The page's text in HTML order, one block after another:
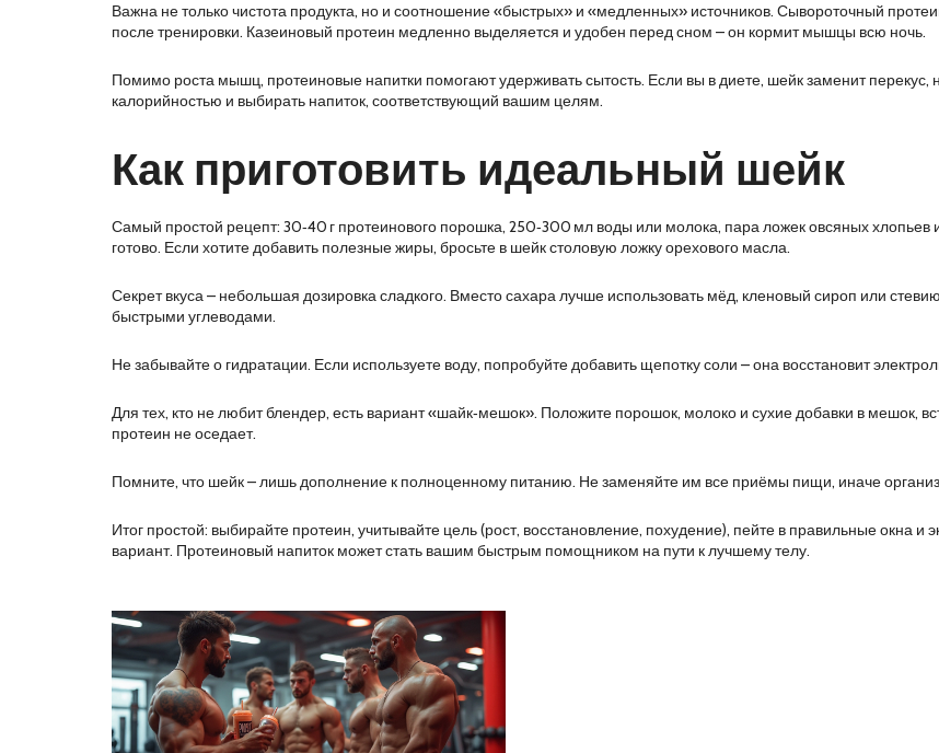
Важна не только чистота продукта, но и соотношение «быстрых» и «медленных» источников. Сывороточный
после тренировки. Казеиновый протеин медленно выделяется и удобен перед сном – он кормит мышцы всю ночь.
Помимо роста мышц, протеиновые напитки помогают удерживать сытость. Если вы в диете, шейк заменит перекус,
калорийностью и выбирать напиток, соответствующий вашим целям.
Как приготовить идеальный шейк
Самый простой рецепт: 30‑40 г протеинового порошка, 250‑300 мл воды или молока, пара ложек овсяных
готово. Если хотите добавить полезные жиры, бросьте в шейк столовую ложку орехового масла.
Секрет вкуса – небольшая дозировка сладкого. Вместо сахара лучше использовать мёд, кленовый сироп или
быстрыми углеводами.
Не забывайте о гидратации. Если используете воду, попробуйте добавить щепотку соли – она восстановит
Для тех, кто не любит блендер, есть вариант «шайк‑мешок». Положите порошок, молоко и сухие добавки в мешок,
протеин не оседает.
Помните, что шейк – лишь дополнение к полноценному питанию. Не заменяйте им все приёмы пищи, иначе
Итог простой: выбирайте протеин, учитывайте цель (рост, восстановление, похудение), пейте в правильные окна
вариант. Протеиновый напиток может стать вашим быстрым помощником на пути к лучшему телу.